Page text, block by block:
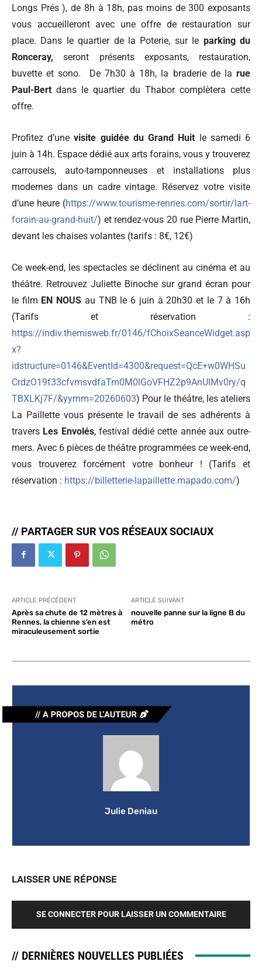
Longs Prés ), de 8h à 18h, pas moins de 300 exposants
vous accueilleront avec une offre de restauration sur
place. Dans le quartier de la Poterie, sur le parking du
Ronceray, seront présents exposants, restauration,
buvette et sono. De 7h30 à 18h, la braderie de la rue
Paul-Bertdans le quartier du Thabor complètera cette
offre.
Profitez d’une visite guidée du Grand Huit le samedi 6
juin à 14h. Espace dédié aux arts forains, vous y trouverez
carrousels, auto-tamponneuses et installations plus
modernes dans un cadre vintage. Réservez votre visite
d’une heure (https://www.tourisme-rennes.com/sortir/lart-
forain-au-grand-huit/) et rendez-vous 20 rue Pierre Martin,
devant les chaises volantes (tarifs : 8€, 12€)
Ce week-end, les spectacles se déclinent au cinéma et au
théâtre. Retrouvez Juliette Binoche sur grand écran pour
le film EN NOUS au TNB le 6 juin à 20h30 et le 7 à 16h
(Tarifs et réservation :
https://indiv.themisweb.fr/0146/fChoixSeanceWidget.asp
x?
idstructure=0146&EventId=4300&request=QcE+w0WHSu
CrdzO19f33cfvmsvdfaTm0M0lGoVFHZ2p9AnUlMv0ry/q
TBXLKj7F/&yymm=20260603) Pour le théâtre, les ateliers
La Paillette vous présente le travail de ses adhérents à
travers Les Envolés, festival dédié cette année aux outre-
mers. Avec 6 pièces de théâtre programmées ce week-end,
vous trouverez forcément votre bonheur ! (Tarifs et
réservation : https://billetterie-lapaillette.mapado.com/)
// PARTAGER SUR VOS RÉSEAUX SOCIAUX
ARTICLE PRÉCÉDENT
Après sa chute de 12 mètres à
Rennes, la chienne s’en est
miraculeusement sortie
ARTICLE SUIVANT
nouvelle panne sur la ligne B du
métro
Julie Deniau
LAISSER UNE RÉPONSE
SE CONNECTER POUR LAISSER UN COMMENTAIRE
// DERNIÈRES NOUVELLES PUBLIÉES